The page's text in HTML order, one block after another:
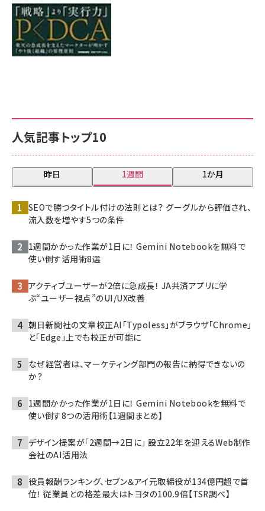
人気記事トップ10
昨日 1週間 1か月
SEOで勝つタイトル付けの法則とは？ グーグルから評価され、
流入数を増やす5つの条件
1週間かかった作業が1日に！ Gemini Notebookを無料で
使い倒す活用術8選
アクティブユーザーが2倍に急成長！ JA共済アプリに学
ぶ“ユーザー視点”のUI/UX改善
朝日新聞社の文章校正AI「Typoless」がブラウザ「Chrome」
と「Edge」上でも校正が可能に
なぜ経営者は、マーケティング部門の報告に納得できないの
か？
1週間かかった作業が1日に！ Gemini Notebookを無料で
使い倒す8つの活用術【1週間まとめ】
デザイン提案が「2週間→2日に」 設立22年を迎えるWeb制作
会社のAI活用法
役員報酬ランキング、セブン＆アイ元取締役が134億円超で首
位！ 従業員との格差最大はトヨタの100.9倍【TSR調べ】